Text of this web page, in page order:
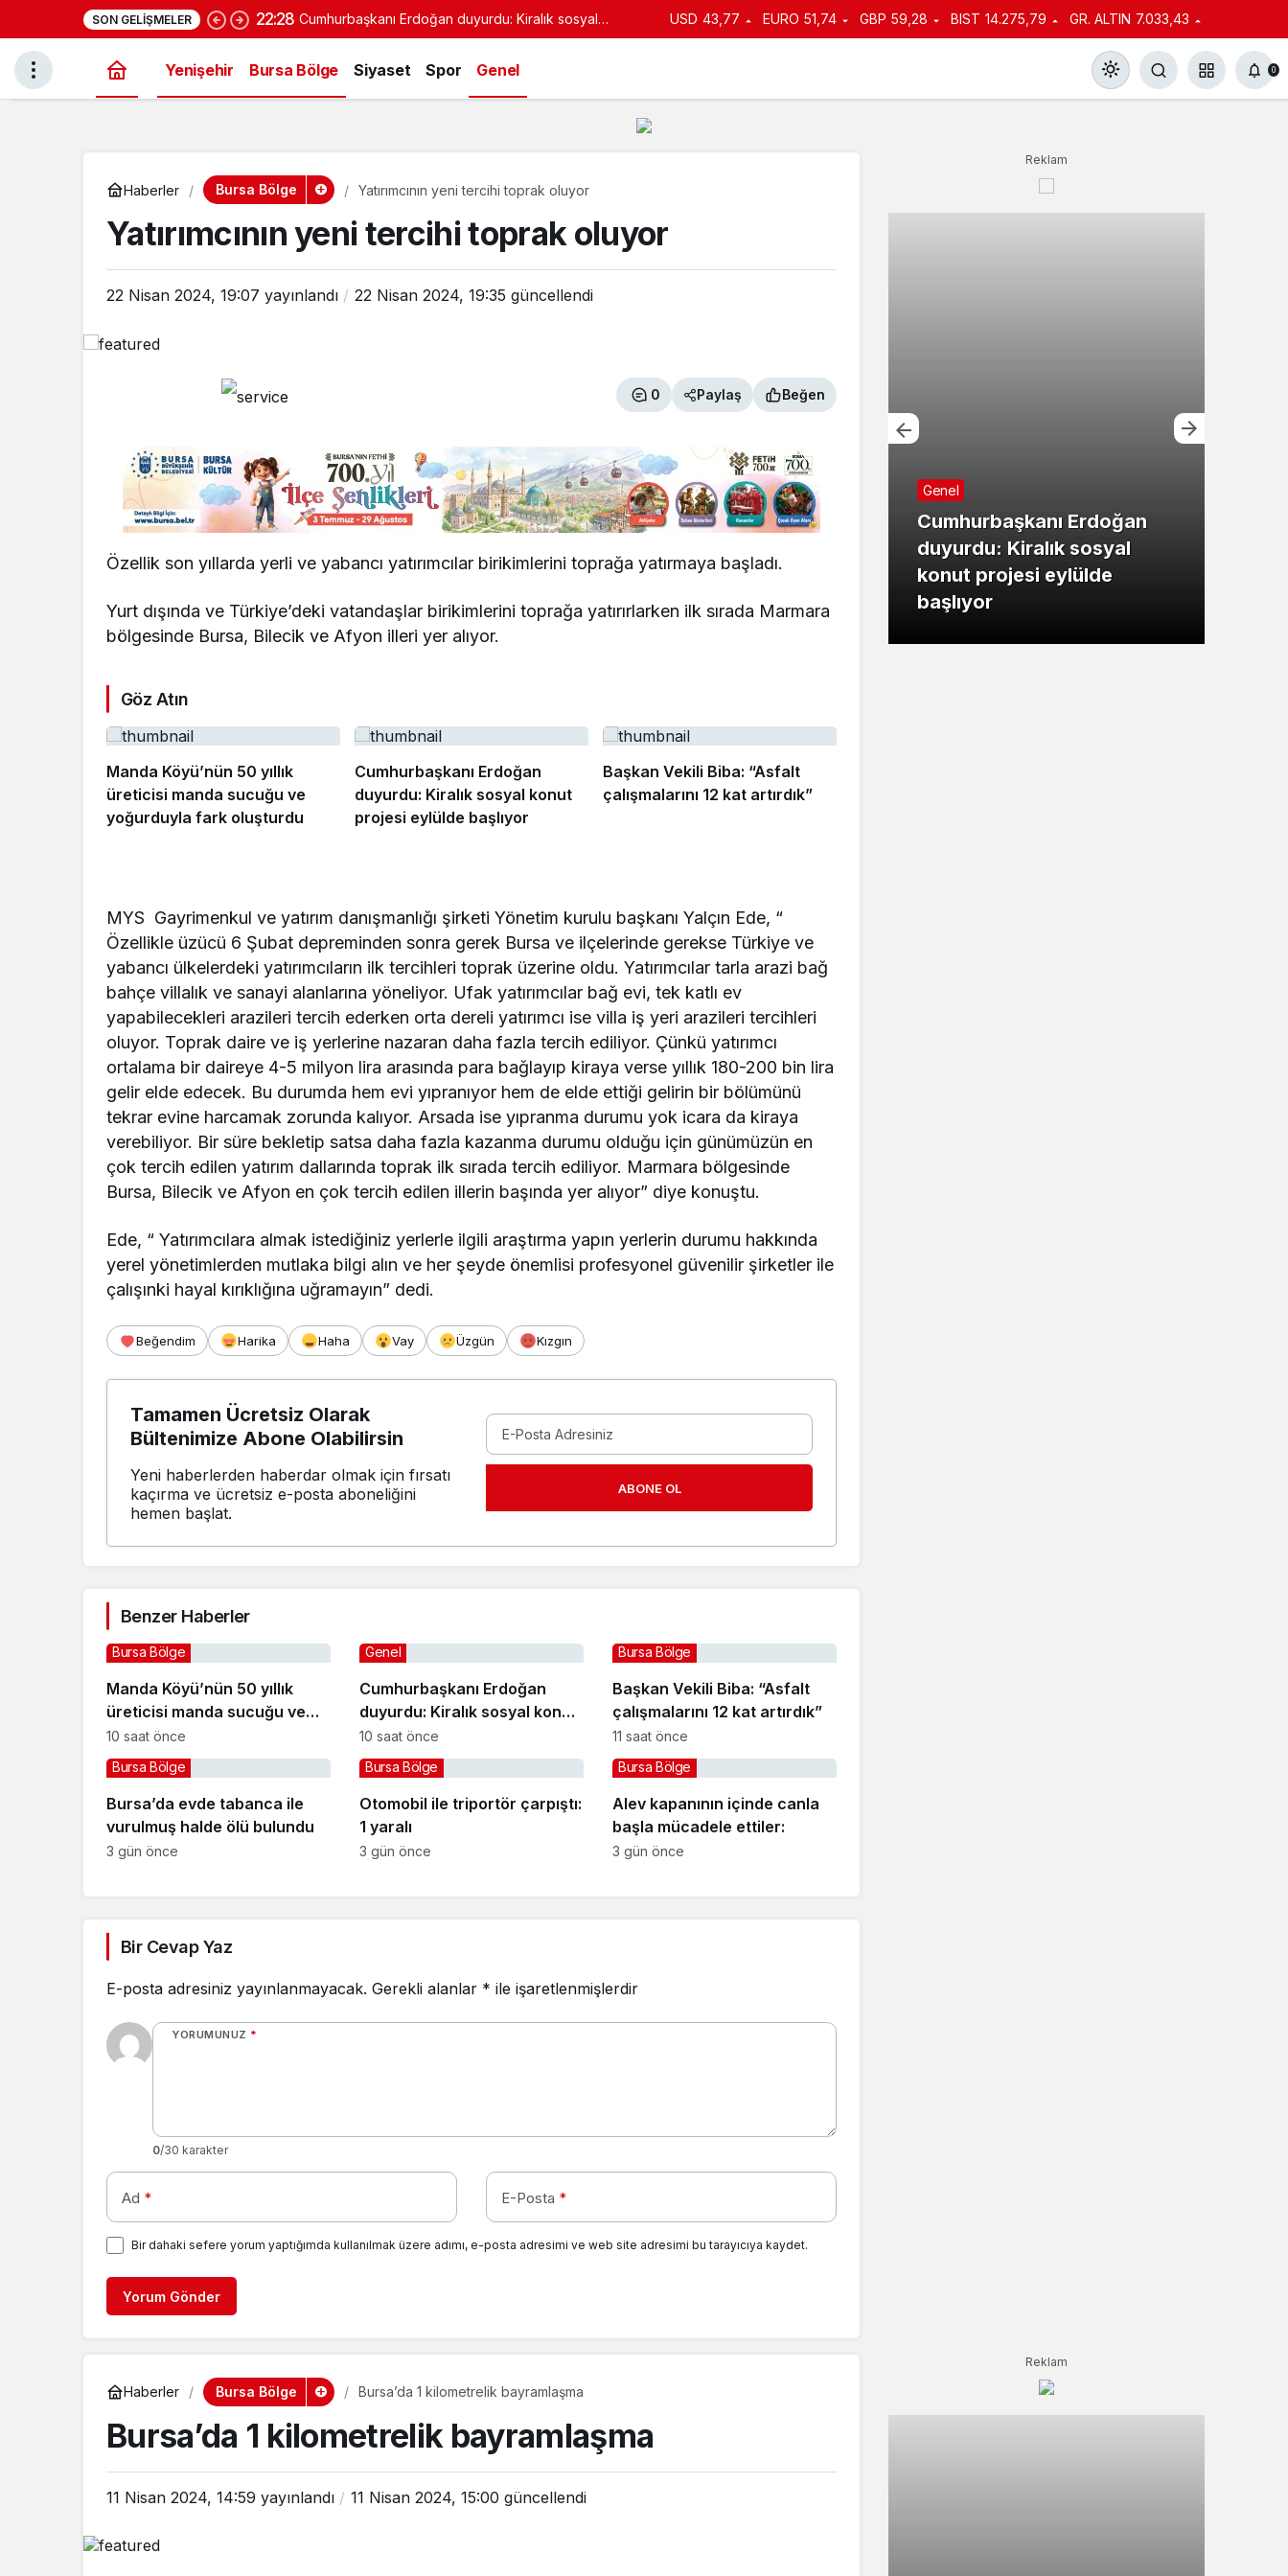
SON GELIŞMELER 22:28 Cumhurbaşkanı Erdoğan duyurdu: Kiralık sosyal USD 43,77 EURO 51,74 GBP 59,28 BIST 14.275,79 GR. ALTIN 7.033,43
Yenişehir Bursa Bölge Siyaset Spor Genel
Gündüz Modu
0
Haberler Bursa Bölge Yatırımcının yeni tercihi toprak oluyor
Yatırımcının yeni tercihi toprak oluyor
22 Nisan 2024, 19:07 yayınlandı 22 Nisan 2024, 19:35 güncellendi
0 Paylaş Beğen
Özellik son yıllarda yerli ve yabancı yatırımcılar birikimlerini toprağa yatırmaya başladı.
Yurt dışında ve Türkiye’deki vatandaşlar birikimlerini toprağa yatırırlarken ilk sırada Marmara
bölgesinde Bursa, Bilecik ve Afyon illeri yer alıyor.
Göz Atın
Manda Köyü’nün 50 yıllık
üreticisi manda sucuğu ve
yoğurduyla fark oluşturdu
Cumhurbaşkanı Erdoğan
duyurdu: Kiralık sosyal konut
projesi eylülde başlıyor
Başkan Vekili Biba: “Asfalt
çalışmalarını 12 kat artırdık”
MYS Gayrimenkul ve yatırım danışmanlığı şirketi Yönetim kurulu başkanı Yalçın Ede, “
Özellikle üzücü 6 Şubat depreminden sonra gerek Bursa ve ilçelerinde gerekse Türkiye ve
yabancı ülkelerdeki yatırımcıların ilk tercihleri toprak üzerine oldu. Yatırımcılar tarla arazi bağ
bahçe villalık ve sanayi alanlarına yöneliyor. Ufak yatırımcılar bağ evi, tek katlı ev
yapabilecekleri arazileri tercih ederken orta dereli yatırımcı ise villa iş yeri arazileri tercihleri
oluyor. Toprak daire ve iş yerlerine nazaran daha fazla tercih ediliyor. Çünkü yatırımcı
ortalama bir daireye 4-5 milyon lira arasında para bağlayıp kiraya verse yıllık 180-200 bin lira
gelir elde edecek. Bu durumda hem evi yıpranıyor hem de elde ettiği gelirin bir bölümünü
tekrar evine harcamak zorunda kalıyor. Arsada ise yıpranma durumu yok icara da kiraya
verebiliyor. Bir süre bekletip satsa daha fazla kazanma durumu olduğu için günümüzün en
çok tercih edilen yatırım dallarında toprak ilk sırada tercih ediliyor. Marmara bölgesinde
Bursa, Bilecik ve Afyon en çok tercih edilen illerin başında yer alıyor” diye konuştu.
Ede, “ Yatırımcılara almak istediğiniz yerlerle ilgili araştırma yapın yerlerin durumu hakkında
yerel yönetimlerden mutlaka bilgi alın ve her şeyde önemlisi profesyonel güvenilir şirketler ile
çalışınki hayal kırıklığına uğramayın” dedi.
Beğendim Harika Haha Vay Üzgün Kızgın
Tamamen Ücretsiz Olarak
Bültenimize Abone Olabilirsin
Yeni haberlerden haberdar olmak için fırsatı
kaçırma ve ücretsiz e-posta aboneliğini
hemen başlat.
ABONE OL
Benzer Haberler
Manda Köyü’nün 50 yıllık
üreticisi manda sucuğu ve
yoğurduyla fark oluşturdu
Bursa Bölge
10 saat önce
Cumhurbaşkanı Erdoğan
duyurdu: Kiralık sosyal konut
projesi eylülde başlıyor
Genel
10 saat önce
Başkan Vekili Biba: “Asfalt
çalışmalarını 12 kat artırdık”
Bursa Bölge
11 saat önce
Bursa’da evde tabanca ile
vurulmuş halde ölü bulundu
Bursa Bölge
3 gün önce
Otomobil ile triportör çarpıştı:
1 yaralı
Bursa Bölge
3 gün önce
Alev kapanının içinde canla
başla mücadele ettiler:
Bursa Bölge
3 gün önce
Bir Cevap Yaz
E-posta adresiniz yayınlanmayacak. Gerekli alanlar * ile işaretlenmişlerdir
YORUMUNUZ *
0/30 karakter
Ad * E-Posta *
Bir dahaki sefere yorum yaptığımda kullanılmak üzere adımı, e-posta adresimi ve web site adresimi bu tarayıcıya kaydet.
Yorum Gönder
Reklam
Bursa Bölge
üreticisi manda sucuğu ve
yoğurduyla fark oluşturdu
Genel
Cumhurbaşkanı Erdoğan
duyurdu: Kiralık sosyal
konut projesi eylülde
başlıyor
Haberler Bursa Bölge Bursa’da 1 kilometrelik bayramlaşma
Bursa’da 1 kilometrelik bayramlaşma
11 Nisan 2024, 14:59 yayınlandı 11 Nisan 2024, 15:00 güncellendi
Reklam